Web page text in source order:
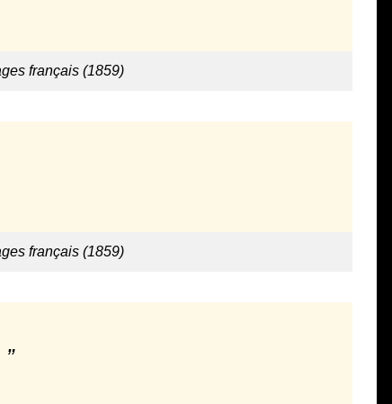
français (1859)
français (1859)